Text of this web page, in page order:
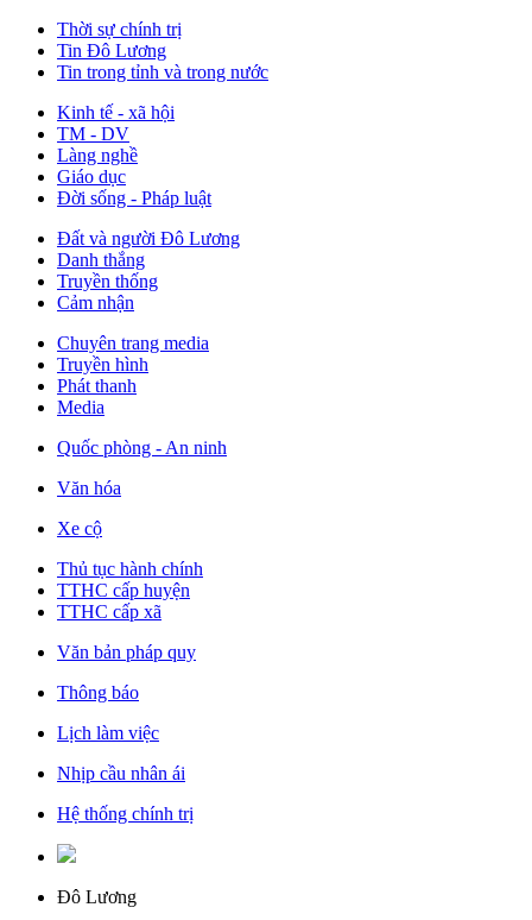
Thời sự chính trị
Tin Đô Lương
Tin trong tỉnh và trong nước
Kinh tế - xã hội
TM - DV
Làng nghề
Giáo dục
Đời sống - Pháp luật
Đất và người Đô Lương
Danh thắng
Truyền thống
Cảm nhận
Chuyên trang media
Truyền hình
Phát thanh
Media
Quốc phòng - An ninh
Văn hóa
Xe cộ
Thủ tục hành chính
TTHC cấp huyện
TTHC cấp xã
Văn bản pháp quy
Thông báo
Lịch làm việc
Nhịp cầu nhân ái
Hệ thống chính trị
Đô Lương